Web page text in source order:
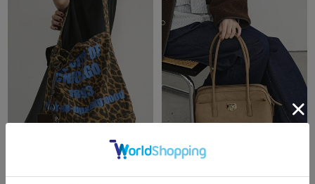
DOUX ARCHIVES DOUX ARCHIVES